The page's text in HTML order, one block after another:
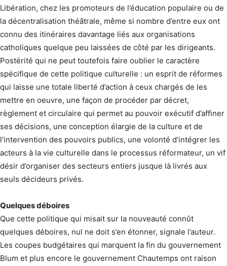
Libération, chez les promoteurs de l’éducation populaire ou de
la décentralisation théâtrale, même si nombre d’entre eux ont
connu des itinéraires davantage liés aux organisations
catholiques quelque peu laissées de côté par les dirigeants.
Postérité qui ne peut toutefois faire oublier le caractère
spécifique de cette politique culturelle : un esprit de réformes
qui laisse une totale liberté d’action à ceux chargés de les
mettre en oeuvre, une façon de procéder par décret,
règlement et circulaire qui permet au pouvoir exécutif d’affiner
ses décisions, une conception élargie de la culture et de
l’intervention des pouvoirs publics, une volonté d’intégrer les
acteurs à la vie culturelle dans le processus réformateur, un vif
désir d’organiser des secteurs entiers jusque là livrés aux
seuls décideurs privés.
Quelques déboires
Que cette politique qui misait sur la nouveauté connût
quelques déboires, nul ne doit s’en étonner, signale l’auteur.
Les coupes budgétaires qui marquent la fin du gouvernement
Blum et plus encore le gouvernement Chautemps ont raison